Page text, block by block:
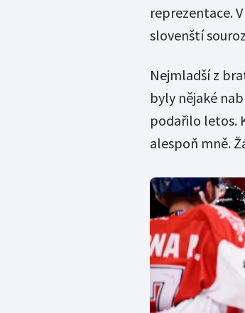
reprezentace.
slovenští
Nejmladší z
byly nějaké
podařilo letos.
alespoň mně.